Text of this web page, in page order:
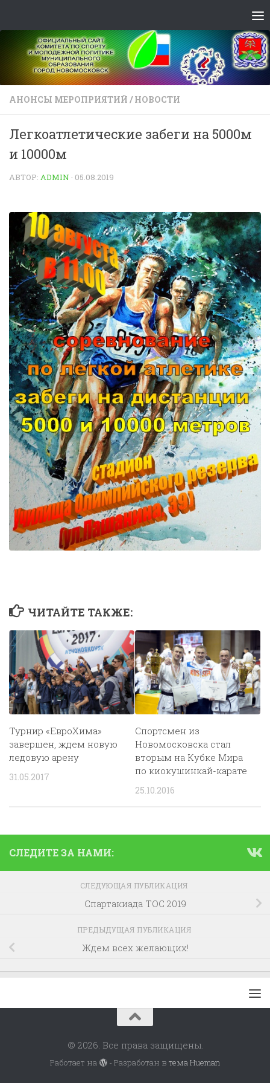
АНОНСЫ МЕРОПРИЯТИЙ / НОВОСТИ
Легкоатлетические забеги на 5000м
и 10000м
АВТОР: ADMIN · 05.08.2019
ЧИТАЙТЕ ТАКЖЕ:
Турнир «ЕвроХима»
завершен, ждем новую
ледовую арену
31.05.2017
Спортсмен из
Новомосковска стал
вторым на Кубке Мира
по киокушинкай-карате
25.10.2016
СЛЕДИТЕ ЗА НАМИ:
СЛЕДУЮЩАЯ ПУБЛИКАЦИЯ
Спартакиада ТОС 2019
ПРЕДЫДУЩАЯ ПУБЛИКАЦИЯ
Ждем всех желающих!
© 2026. Все права защищены.
Работает на - Разработан в тема Hueman